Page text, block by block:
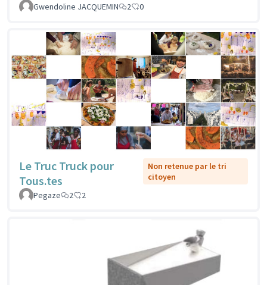
Gwendoline JACQUEMIN 2 0
Le Truc Truck pour
Tous.tes
Non retenue par le tri
citoyen
Pegaze
2 2